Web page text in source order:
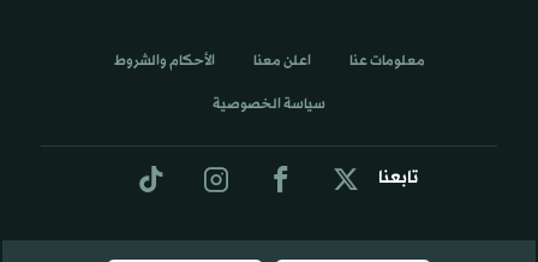
تابعنا
معلومات عنا اعلن معنا الأحكام والشروط
سياسة الخصوصية